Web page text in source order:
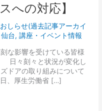
への対応】
おしらせ(過去記事アーカイ
台,講座・イベント情報
な影響を受けている皆様
日々刻々と状況が変化し
ドアの取り組みについて
、厚生労働省 […]